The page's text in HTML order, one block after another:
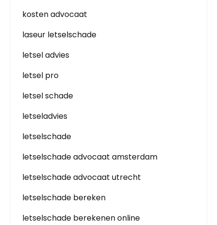
kosten advocaat
laseur letselschade
letsel advies
letsel pro
letsel schade
letseladvies
letselschade
letselschade advocaat amsterdam
letselschade advocaat utrecht
letselschade bereken
letselschade berekenen online